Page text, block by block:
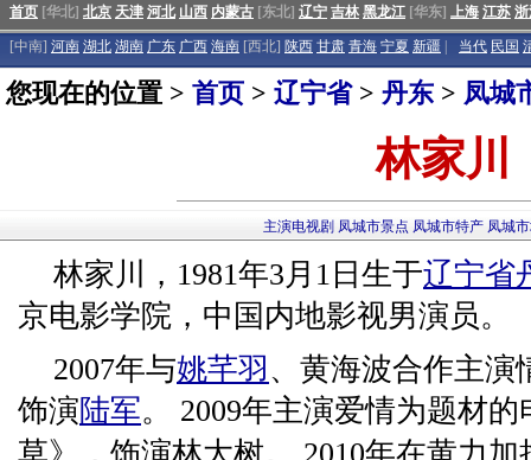
首页 [华北] 北京 天津 河北 山西 内蒙古 [东北] 辽宁 吉林 黑龙江 [华东] 上海 江苏
[中南] 河南 湖北 湖南 广东 广西 海南 [西北] 陕西 甘肃 青海 宁夏 新疆 当代 民国
您现在的位置 > 首页 > 辽宁省> 丹东 > 凤城
林家川
主演电视剧 凤城市景点 凤城市特产 凤城
林家川，1981年3月1日生于辽宁省
京电影学院，中国内地影视男演员。
2007年与姚芊羽、黄海波合作主演
饰演陆军。 2009年主演爱情为题材